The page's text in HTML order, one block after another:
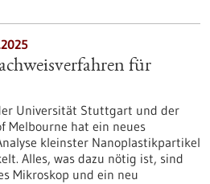
für
Universität Stuttgart und der
Melbourne hat ein neues
kleinster Nanoplastikpartikel
Alles, was dazu nötig ist, sind
Mikroskop und ein neu